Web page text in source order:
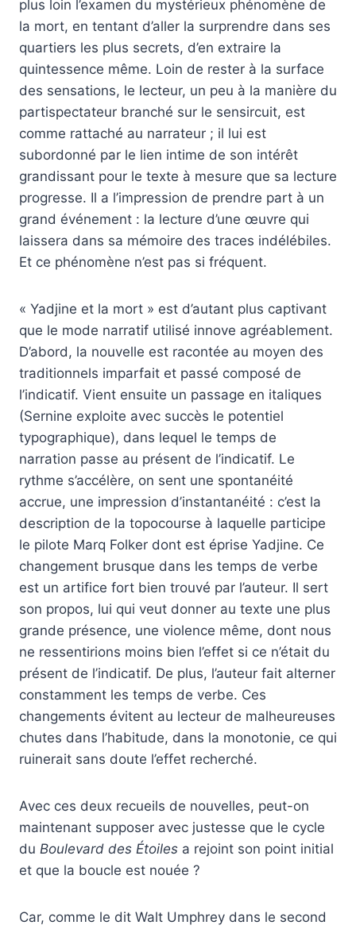
plus loin l’examen du mystérieux phénomène de
la mort, en tentant d’aller la surprendre dans ses
quartiers les plus secrets, d’en extraire la
quintessence même. Loin de rester à la surface
des sensations, le lecteur, un peu à la manière du
partispectateur branché sur le sensircuit, est
comme rattaché au narrateur ; il lui est
subordonné par le lien intime de son intérêt
grandissant pour le texte à mesure que sa lecture
progresse. Il a l’impression de prendre part à un
grand événement : la lecture d’une œuvre qui
laissera dans sa mémoire des traces indélébiles.
Et ce phénomène n’est pas si fréquent.
« Yadjine et la mort » est d’autant plus captivant
que le mode narratif utilisé innove agréablement.
D’abord, la nouvelle est racontée au moyen des
traditionnels imparfait et passé composé de
l’indicatif. Vient ensuite un passage en italiques
(Sernine exploite avec succès le potentiel
typographique), dans lequel le temps de
narration passe au présent de l’indicatif. Le
rythme s’accélère, on sent une spontanéité
accrue, une impression d’instantanéité : c’est la
description de la topocourse à laquelle participe
le pilote Marq Folker dont est éprise Yadjine. Ce
changement brusque dans les temps de verbe
est un artifice fort bien trouvé par l’auteur. Il sert
son propos, lui qui veut donner au texte une plus
grande présence, une violence même, dont nous
ne ressentirions moins bien l’effet si ce n’était du
présent de l’indicatif. De plus, l’auteur fait alterner
constamment les temps de verbe. Ces
changements évitent au lecteur de malheureuses
chutes dans l’habitude, dans la monotonie, ce qui
ruinerait sans doute l’effet recherché.
Avec ces deux recueils de nouvelles, peut-on
maintenant supposer avec justesse que le cycle
du Boulevard des Étoiles a rejoint son point initial
et que la boucle est nouée ?
Car, comme le dit Walt Umphrey dans le second